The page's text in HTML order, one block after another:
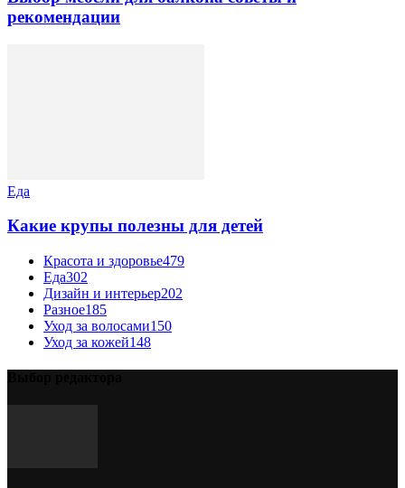
рекомендации
Еда
Какие крупы полезны для детей
Красота и здоровье479
Еда302
Дизайн и интерьер202
Разное185
Уход за волосами150
Уход за кожей148